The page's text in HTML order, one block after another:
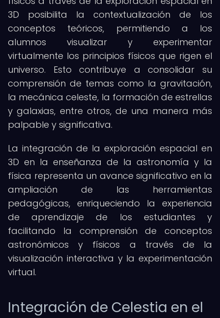
3D posibilita la contextualización de los
conceptos teóricos, permitiendo a los
alumnos visualizar y experimentar
virtualmente los principios físicos que rigen el
universo. Esto contribuye a consolidar su
comprensión de temas como la gravitación,
la mecánica celeste, la formación de estrellas
y galaxias, entre otros, de una manera más
palpable y significativa.
La integración de la exploración espacial en
3D en la enseñanza de la astronomía y la
física representa un avance significativo en la
ampliación de las herramientas
pedagógicas, enriqueciendo la experiencia
de aprendizaje de los estudiantes y
facilitando la comprensión de conceptos
astronómicos y físicos a través de la
visualización interactiva y la experimentación
virtual.
Integración de Celestia en el